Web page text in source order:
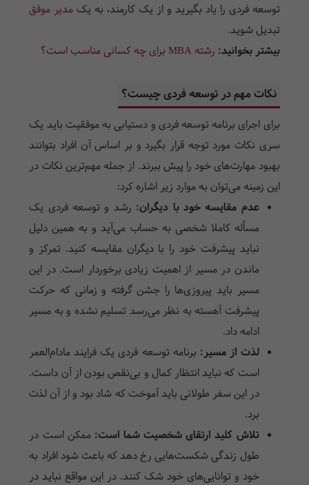
توسعه فردی را یاد بگیرید و از یک کارمند، به یک مدیر موفق
تبدیل شوید.
بیشتر بخوانید: رشته MBA برای چه کسانی مناسب است؟
نکات مهم در توسعه فردی چیست؟
برای اجرای برنامه توسعه فردی و دستیابی به موفقیت باید یک
سری نکات مورد توجه قرار بگیرد و بر اساس آن افراد بتوانند
بهبود مهارت‌های خود را پیش ببرند. از جمله مهم‌ترین نکات در
این زمینه می‌توان به موارد زیر اشاره کرد:
عدم مقایسه خود با دیگران: رشد و توسعه فردی یک
مسأله کاملا شخصی به حساب می‌آید و به همین دلیل
نباید پیشرفت خود را با دیگران مقایسه کنید. تمرکز و
ماندن در مسیر از اهمیت زیادی برخوردار است. در این
مسیر باید پیروزی‌ها را جشن گرفته و زمانی که حرکت
پیشرفت آهسته به نظر می‌رسد تسلیم نشده و به مسیر
ادامه داد.
لذت از مسیر: برنامه توسعه فردی یک فرایند مادام‌العمر
است که نباید انتظار کمال و بی‌نقص بودن از آن داست.
در این سفر طولانی باید آموخت که شاد بود و از آن لذت
برد.
تلاش کلید ارتقای شخصیت شما است: ممکن است در
طول زندگی شکست‌هایی رخ دهد که باعث شود افراد به
خود و توانایی‌های خود شک کنند. در این مواقع نباید در